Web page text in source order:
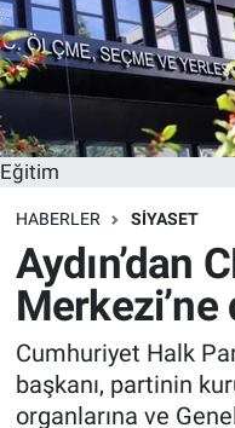
Eğitim
HABERLER SİYASET
Aydın’dan
Merkezi’ne
Cumhuriyet Halk
başkanı, partinin
organlarına ve